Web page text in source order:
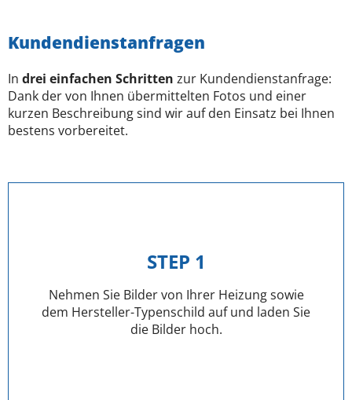
Kundendienstanfragen
In drei einfachen Schritten zur Kundendienstanfrage:
Dank der von Ihnen übermittelten Fotos und einer
kurzen Beschreibung sind wir auf den Einsatz bei Ihnen
bestens vorbereitet.
STEP 1
Nehmen Sie Bilder von Ihrer Heizung sowie
dem Hersteller-Typenschild auf und laden Sie
die Bilder hoch.